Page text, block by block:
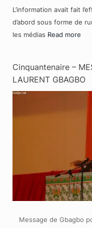
L’information avait fait
d’abord sous forme de
les médias Read more
Cinquantenaire –
LAURENT GBAGBO
Message de Gbagbo